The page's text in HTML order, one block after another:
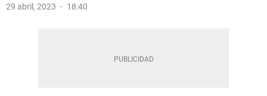
29 abril, 2023 18:40